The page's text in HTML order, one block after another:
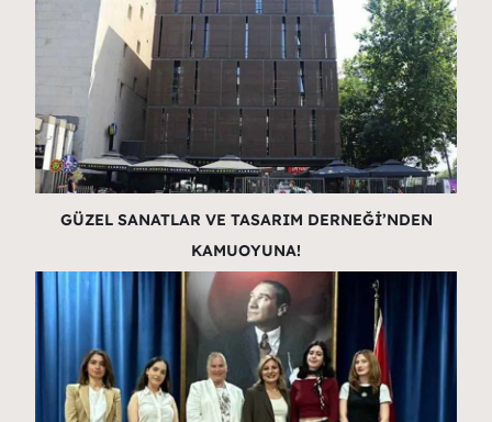
GÜZEL SANATLAR VE TASARIM DERNEĞİ’NDEN
KAMUOYUNA!